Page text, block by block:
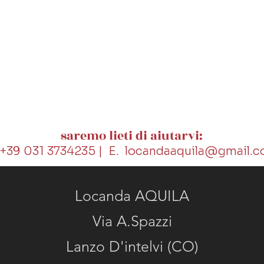
saremo lieti di aiutarvi:
031 3734235 | E.
Locanda AQUILA
Via A.Spazzi
Lanzo D'intelvi (CO)